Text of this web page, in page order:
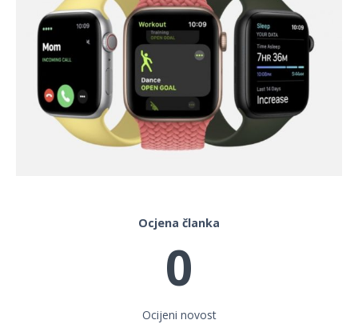
Ocjena članka
0
Ocijeni novost